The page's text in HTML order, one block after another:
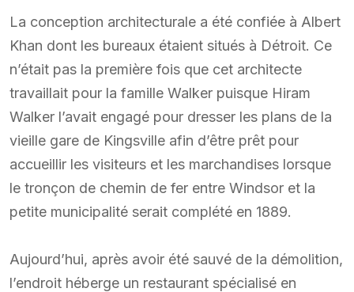
La conception architecturale a été confiée à Albert
Khan dont les bureaux étaient situés à Détroit. Ce
n’était pas la première fois que cet architecte
travaillait pour la famille Walker puisque Hiram
Walker l’avait engagé pour dresser les plans de la
vieille gare de Kingsville afin d’être prêt pour
accueillir les visiteurs et les marchandises lorsque
le tronçon de chemin de fer entre Windsor et la
petite municipalité serait complété en 1889.
Aujourd’hui, après avoir été sauvé de la démolition,
l’endroit héberge un restaurant spécialisé en